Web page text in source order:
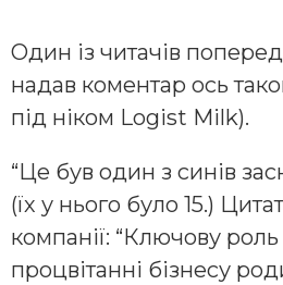
Один із читачів
надав коментар ось
під ніком Logist Milk).
“Це був один з синів
(їх у нього було 15.)
компанії: “Ключову
процвітанні бізнесу